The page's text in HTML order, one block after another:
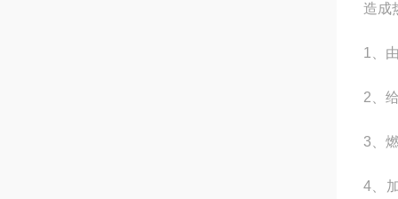
造成
1、
2、
3、
4、